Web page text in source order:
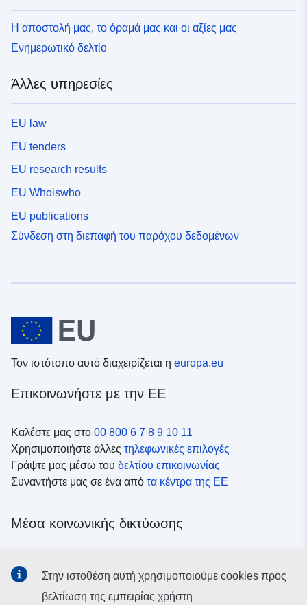
Η αποστολή μας, το όραμά μας και οι αξίες μας
Ενημερωτικό δελτίο
Άλλες υπηρεσίες
EU law
EU tenders
EU research results
EU Whoiswho
EU publications
Σύνδεση στη διεπαφή του παρόχου δεδομένων
Τον ιστότοπο αυτό διαχειρίζεται η europa.eu
Επικοινωνήστε με την ΕΕ
Καλέστε μας στο 00 800 6 7 8 9 10 11
Χρησιμοποιήστε άλλες τηλεφωνικές επιλογές
Γράψτε μας μέσω του δελτίου επικοινωνίας
Συναντήστε μας σε ένα από τα κέντρα της ΕΕ
Μέσα κοινωνικής δικτύωσης
δικτύωσηςΣτην ιστοθέση αυτή χρησιμοποιούμε cookies προς
βελτίωση της εμπειρίας χρήστη